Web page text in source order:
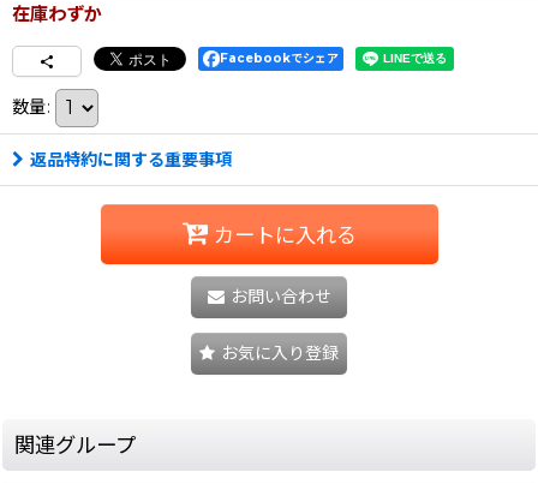
在庫わずか
Facebookでシェア
数量:
返品特約に関する重要事項
カートに入れる
お問い合わせ
お気に入り登録
関連グループ